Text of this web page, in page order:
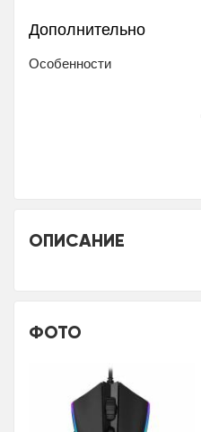
Дополнительно
Особенности
ОПИСАНИЕ
ФОТО